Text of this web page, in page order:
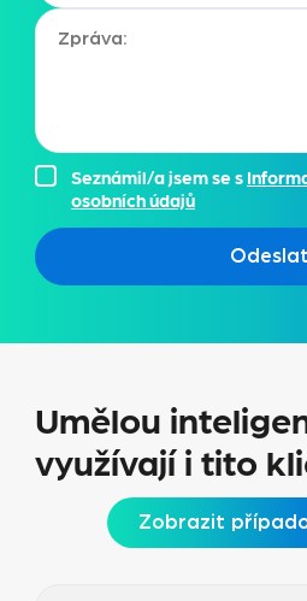
Odeslat
Seznámil/a jsem se s
osobních údajů
Umělou
využívají i tito
Zobrazit